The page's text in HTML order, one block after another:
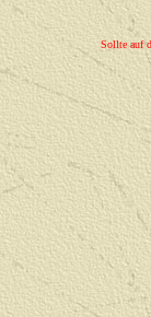
Sollte auf